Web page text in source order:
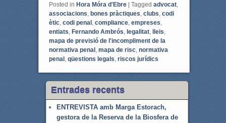
Posted in Hora Móra d'Ebre | Tagged advocat,
associacions bones pràctiques clubs codi
ètic, codi penal, compliance, empreses
entiats Fernando Ambrós legalitat, lleis
mapa de previsió de l'incompliment de la
normativa penal, mapa de risc, normativa
penal, qüestions legals riscos jurídics
Entrades recents
ENTREVISTA amb Marga Estorach,
gestora de la Reserva de la Biosfera de